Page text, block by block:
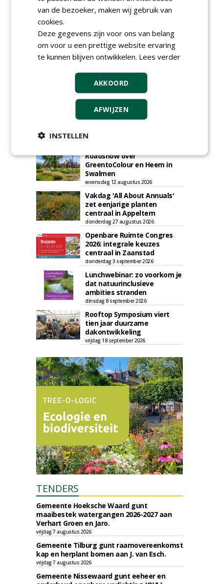
GREEN OUTLET
Iedereen kan gratis kleine advertenties
plaatsen via zijn eigen account.
Plaats een gratis advertentie
AGENDA
Roadshow over
GreentoColour en Heem in
Swalmen
woensdag 12 augustus 2026
Vakdag 'All About Annuals'
zet eenjarige planten
centraal in Appeltern
donderdag 27 augustus 2026
Openbare Ruimte Congres
2026: integrale keuzes
centraal in Zaanstad
donderdag 3 september 2026
Lunchwebinar: zo voorkom je
dat natuurinclusieve
ambities stranden
dinsdag 8 september 2026
Rooftop Symposium viert
tien jaar duurzame
dakontwikkeling
vrijdag 18 september 2026
TENDERS
Gemeente Hoeksche Waard gunt
maaibestek watergangen 2026-2027 aan
Verhart Groen en Jaro.
vrijdag 7 augustus 2026
Gemeente Tilburg gunt raamovereenkomst
kap en herplant bomen aan J. van Esch.
vrijdag 7 augustus 2026
Gemeente Nissewaard gunt eeheer en
van de bezoeker, maken wij gebruik van
cookies.
Deze gegevens zijn voor ons van belang
om voor u een prettige website ervaring
te kunnen blijven ontwikkelen. Lees verder
AKKOORD
AFWIJZEN
INSTELLEN